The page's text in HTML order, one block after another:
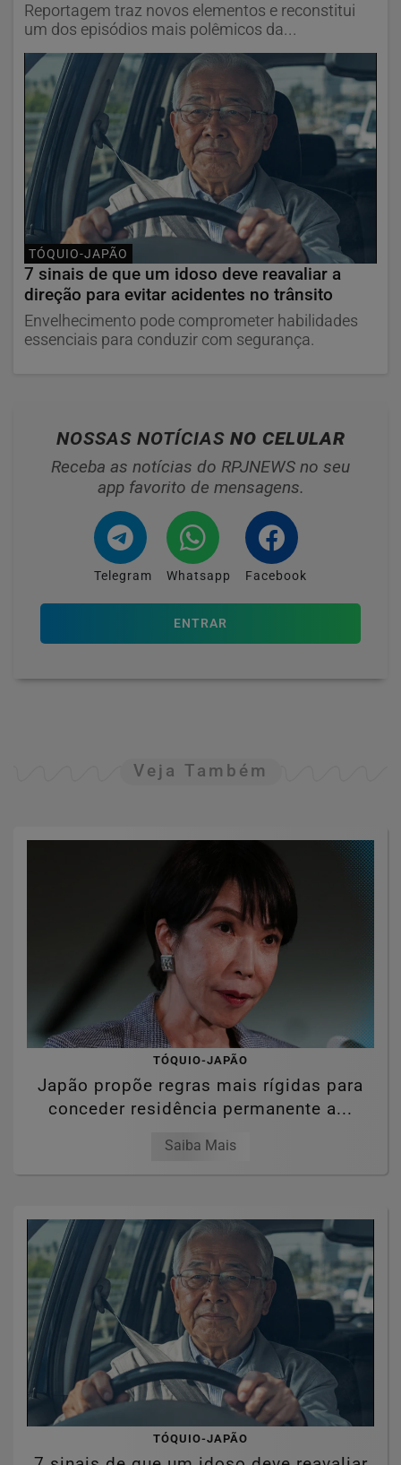
Reportagem traz novos elementos e reconstitui
um dos episódios mais polêmicos da...
TÓQUIO-JAPÃO
7 sinais de que um idoso deve reavaliar a
direção para evitar acidentes no trânsito
Envelhecimento pode comprometer habilidades
essenciais para conduzir com segurança.
NOSSAS NOTÍCIAS NO CELULAR
Receba as notícias do RPJNEWS no seu
app favorito de mensagens.
Telegram Whatsapp Facebook
ENTRAR
Veja Também
TÓQUIO-JAPÃO
Japão propõe regras mais rígidas para
conceder residência permanente a...
Saiba Mais
TÓQUIO-JAPÃO